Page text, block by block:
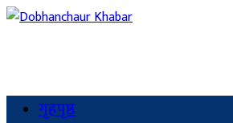
गृहपृष्ठ